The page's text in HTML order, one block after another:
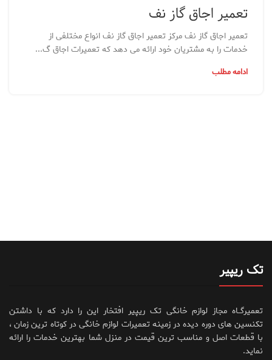
تعمیر اجاق گاز نف
تعمیر اجاق گاز نف مرکز تعمیر اجاق گاز نف انواع مختلفی از
خدمات را به مشتریان خود ارائه می دهد که تعمیرات اجاق گ...
ادامه مطلب
تک ریپیر
تعمیرگــاه مجاز لوازم خانگی تک ریپیر افتخار این را دارد که با داشتن
تکنسین های دوره دیده در زمینه تعمیرات لوازم خانگی در کوتاه ترین زمان ،
با قطعات اصل و مناسب ترین قیمت در منزل شما بهترین خدمات را ارائه
نماید.